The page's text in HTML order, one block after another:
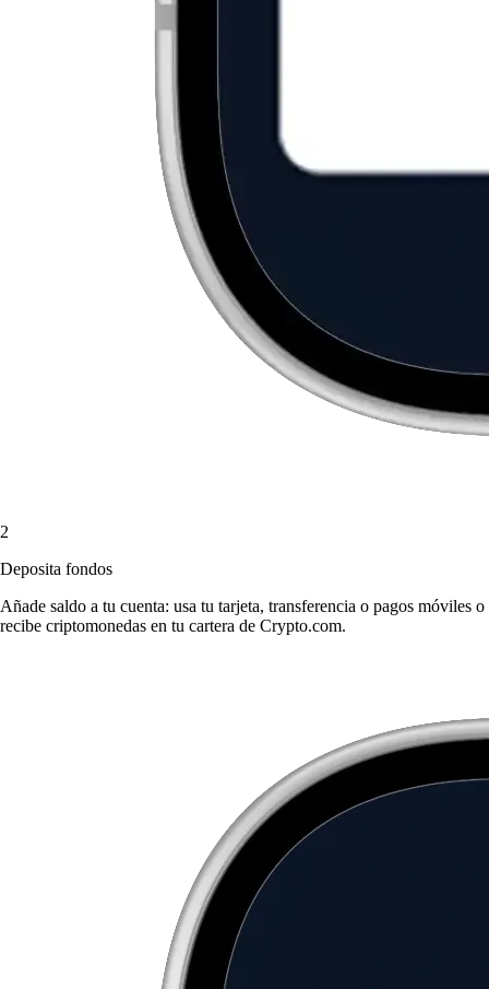
2
Deposita fondos
Añade saldo a tu cuenta: usa tu tarjeta, transferencia o pagos móviles o
recibe criptomonedas en tu cartera de Crypto.com.